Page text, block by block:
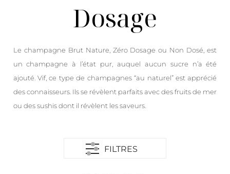
Dosage
Le champagne Brut Nature, Zéro Dosage ou Non Dosé, est
un champagne à l’état pur, auquel aucun sucre n’a été
ajouté. Vif, ce type de champagnes “au naturel” est apprécié
des connaisseurs. Ils se révèlent parfaits avec des fruits de mer
ou des sushis dont il révèlent les saveurs.
FILTRES